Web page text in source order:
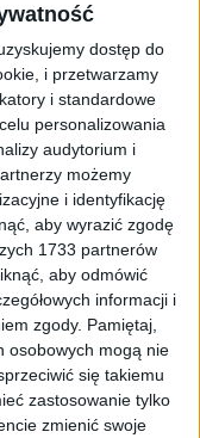
dostęp do
i przetwarzamy
i standardowe
personalizowania
audytorium i
możemy
i identyfikację
aby wyrazić zgodę
1733 partnerów
aby odmówić
informacji i
zgody. Pamiętaj,
osobowych mogą nie
się takiemu
zastosowanie tylko
zmienić swoje